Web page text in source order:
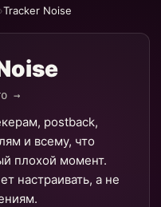
›Tracker Noise
→
postback,
и всему, что
плохой момент.
настраивать, а не